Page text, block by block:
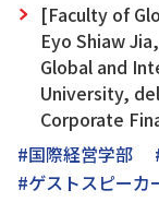
[Faculty of
Eyo Shiaw
Global and
University,
Corporate
#国際経営学部
#ゲストスピーカ